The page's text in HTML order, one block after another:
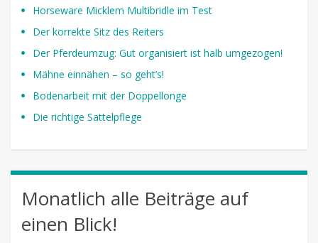
Horseware Micklem Multibridle im Test
Der korrekte Sitz des Reiters
Der Pferdeumzug: Gut organisiert ist halb umgezogen!
Mähne einnähen – so geht’s!
Bodenarbeit mit der Doppellonge
Die richtige Sattelpflege
Monatlich alle Beiträge auf
einen Blick!